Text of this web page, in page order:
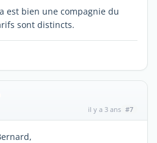
est bien une compagnie du
sont distincts.
il y a 3 ans #7